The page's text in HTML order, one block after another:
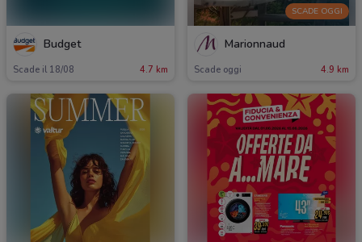
Budget
Scade il 18/08 4.7 km
SCADE OGGI
Marionnaud
Scade oggi 4.9 km